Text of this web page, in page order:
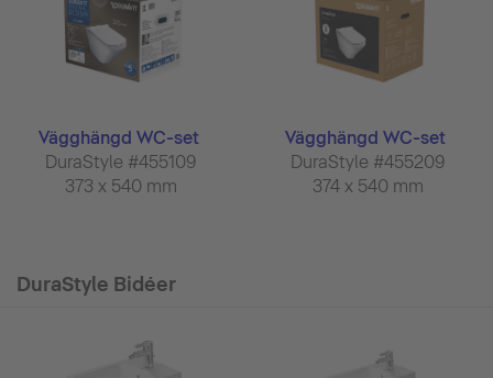
Vägghängd WC-set
DuraStyle #455109
373 x 540 mm
Vägghängd WC-set
DuraStyle #455209
374 x 540 mm
DuraStyle Bidéer